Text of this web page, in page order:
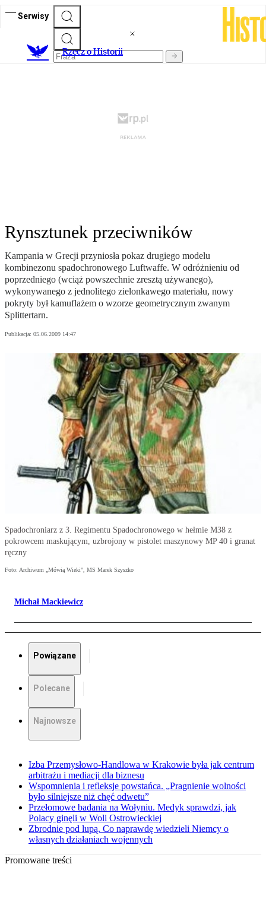
Serwisy
Rzecz o Historii
Rynsztunek przeciwników
Kampania w Grecji przyniosła pokaz drugiego modelu
kombinezonu spadochronowego Luftwaffe. W odróżnieniu od
poprzedniego (wciąż powszechnie zresztą używanego),
wykonywanego z jednolitego zielonkawego materiału, nowy
pokryty był kamuflażem o wzorze geometrycznym zwanym
Splittertarn.
Publikacja: 05.06.2009 14:47
Spadochroniarz z 3. Regimentu Spadochronowego w hełmie M38 z
pokrowcem maskującym, uzbrojony w pistolet maszynowy MP 40 i granat
ręczny
Foto: Archiwum „Mówią Wieki", MS Marek Szyszko
Michał Mackiewicz
Powiązane
Polecane
Najnowsze
Izba Przemysłowo-Handlowa w Krakowie była jak centrum
arbitrażu i mediacji dla biznesu
Wspomnienia i refleksje powstańca. „Pragnienie wolności
było silniejsze niż chęć odwetu”
Przełomowe badania na Wołyniu. Medyk sprawdzi, jak
Polacy ginęli w Woli Ostrowieckiej
Zbrodnie pod lupą. Co naprawdę wiedzieli Niemcy o
własnych działaniach wojennych
Promowane treści